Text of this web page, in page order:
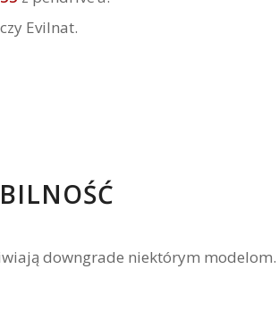
Evilnat.
downgrade niektórym modelom.